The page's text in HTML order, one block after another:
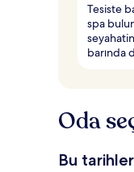
Tesiste
spa
barında
Oda
Bu